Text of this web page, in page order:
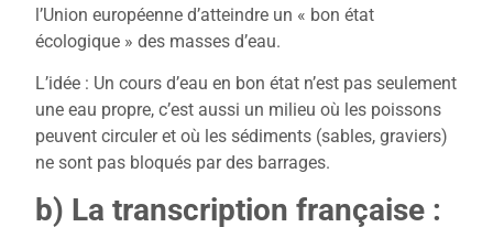
l’Union européenne d’atteindre un « bon état
écologique » des masses d’eau.
L’idée : Un cours d’eau en bon état n’est pas seulement
une eau propre, c’est aussi un milieu où les poissons
peuvent circuler et où les sédiments (sables, graviers)
ne sont pas bloqués par des barrages.
b) La transcription française :